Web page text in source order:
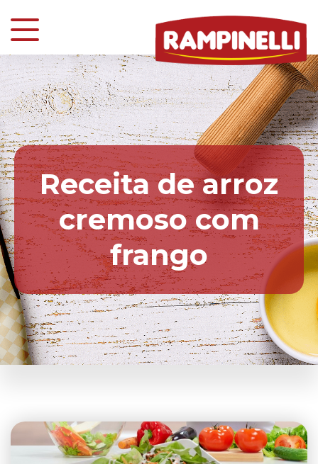
Receita de arroz
cremoso com
frango